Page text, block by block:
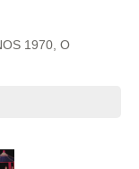
1970, O